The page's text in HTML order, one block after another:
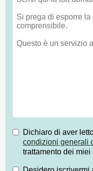
Dichiaro di aver
condizioni generali
trattamento dei miei